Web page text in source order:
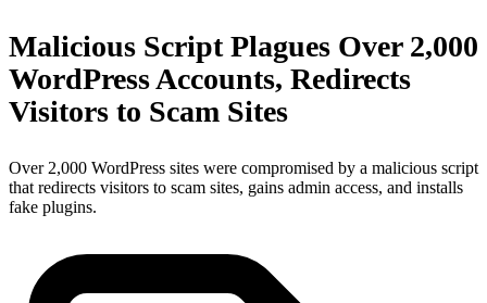
Malicious Script Plagues Over 2,000
WordPress Accounts, Redirects
Visitors to Scam Sites
Over 2,000 WordPress sites were compromised by a malicious script
that redirects visitors to scam sites, gains admin access, and installs
fake plugins.